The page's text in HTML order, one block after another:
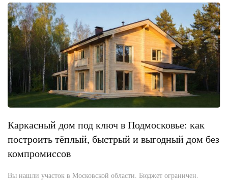
Каркасный дом под ключ в Подмосковье: как
построить тёплый, быстрый и выгодный дом без
компромиссов
Вы нашли участок в Московской области. Бюджет ограничен.